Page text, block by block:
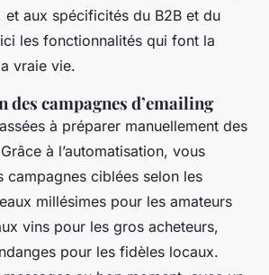
et aux spécificités du B2B et du
les fonctionnalités qui font la
vraie vie.
campagnes d’emailing
à préparer manuellement des
à l’automatisation, vous
campagnes ciblées selon les
millésimes pour les amateurs
vins pour les gros acheteurs,
pour les fidèles locaux.